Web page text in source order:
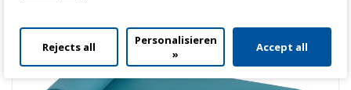
Rejects all
Personalisieren
»
Accept all